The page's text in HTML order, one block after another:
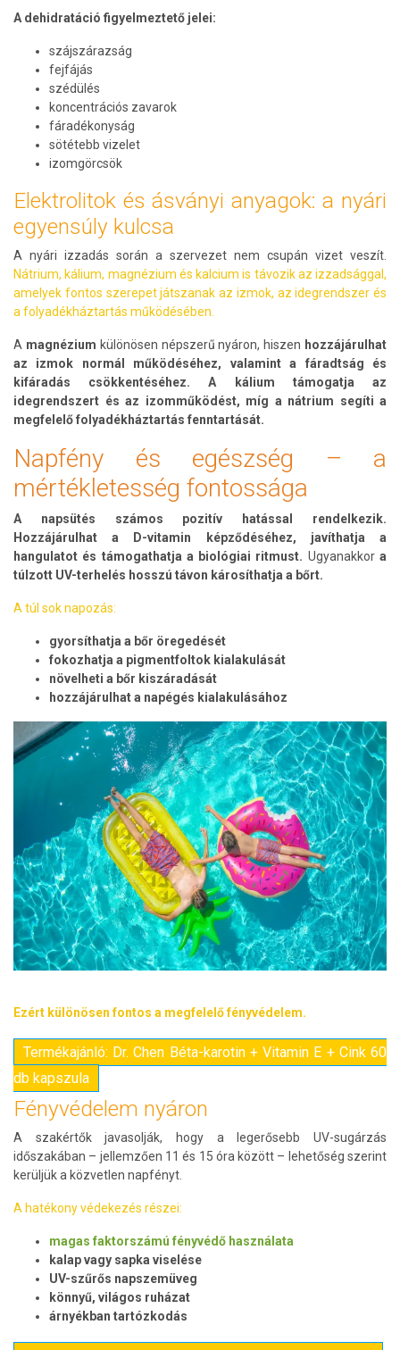
A dehidratáció figyelmeztető jelei:
szájszárazság
fejfájás
szédülés
koncentrációs zavarok
fáradékonyság
sötétebb vizelet
izomgörcsök
Elektrolitok és ásványi anyagok: a nyári
egyensúly kulcsa
A nyári izzadás során a szervezet nem csupán vizet veszít.
Nátrium, kálium, magnézium és kalcium is távozik az izzadsággal,
amelyek fontos szerepet játszanak az izmok, az idegrendszer és
a folyadékháztartás működésében.
A magnézium különösen népszerű nyáron, hiszen hozzájárulhat
az izmok normál működéséhez, valamint a fáradtság és
kifáradás csökkentéséhez. A kálium támogatja az
idegrendszert és az izomműködést, míg a nátrium segíti a
megfelelő folyadékháztartás fenntartását.
Napfény és egészség – a
mértékletesség fontossága
A napsütés számos pozitív hatással rendelkezik.
Hozzájárulhat a D-vitamin képződéséhez, javíthatja a
hangulatot és támogathatja a biológiai ritmust. Ugyanakkora
túlzott UV-terhelés hosszú távon károsíthatja a bőrt.
A túl sok napozás:
gyorsíthatja a bőr öregedését
fokozhatja a pigmentfoltok kialakulását
növelheti a bőr kiszáradását
hozzájárulhat a napégés kialakulásához
Ezért különösen fontos a megfelelő fényvédelem.
Termékajánló: Dr. Chen Béta-karotin + Vitamin E + Cink 60
db kapszula
Fényvédelem nyáron
A szakértők javasolják, hogy a legerősebb UV-sugárzás
időszakában – jellemzően 11 és 15 óra között – lehetőség szerint
kerüljük a közvetlen napfényt.
A hatékony védekezés részei:
magas faktorszámú fényvédő használata
kalap vagy sapka viselése
UV-szűrős napszemüveg
könnyű, világos ruházat
árnyékban tartózkodás